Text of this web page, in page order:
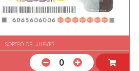
SORTEO DEL JUEVES
0